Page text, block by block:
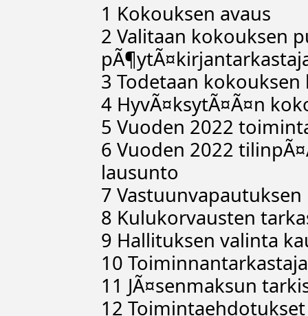
1 Kokouksen avaus
2 Valitaan kokouksen
3 Todetaan
4 HyvÃ¤ksytÃ¤Ã¤n
5 Vuoden 2022
6 Vuoden 2022
lausunto
7
8 Kulukorvausten
9 Hallituksen valinta
10
11 JÃ¤senmaksun
12